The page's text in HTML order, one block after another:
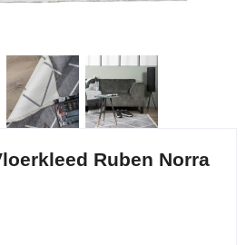
Ruben Norra